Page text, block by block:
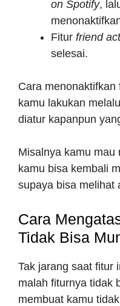
on Spotify,
Fitur friend
selesai.
Cara menonaktifkan
kamu lakukan
diatur kapanpun
Misalnya kamu mau
kamu bisa kembali
supaya bisa melihat
Cara
Tidak Bisa
Tak jarang saat fitur
malah fiturnya tidak
membuat kamu